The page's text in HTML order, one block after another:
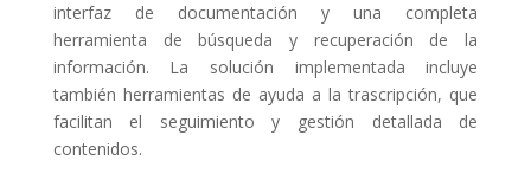
interfaz de documentación y una completa
herramienta de búsqueda y recuperación de la
información. La solución implementada incluye
también herramientas de ayuda a la trascripción, que
facilitan el seguimiento y gestión detallada de
contenidos.